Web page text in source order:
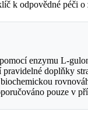
k odpovědné péči
enzymu L-
doplňky
pouze v